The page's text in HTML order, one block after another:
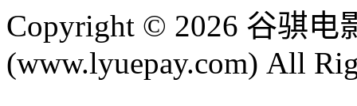
Copyright © 2026 谷骐电
(www.lyuepay.com) All